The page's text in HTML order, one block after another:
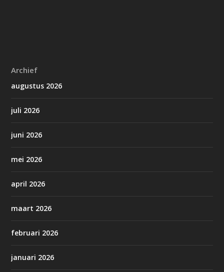
Archief
augustus 2026
juli 2026
juni 2026
mei 2026
april 2026
maart 2026
februari 2026
januari 2026